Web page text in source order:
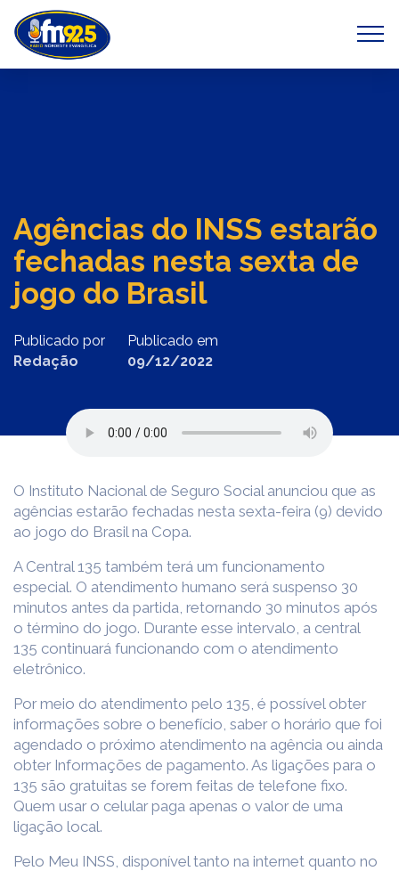
Previous Next
Agências do INSS estarão
fechadas nesta sexta de
jogo do Brasil
Publicado por
Redação
Publicado em
09/12/2022
O Instituto Nacional de Seguro Social anunciou que as
agências estarão fechadas nesta sexta-feira (9) devido
ao jogo do Brasil na Copa.
A Central 135 também terá um funcionamento
especial. O atendimento humano será suspenso 30
minutos antes da partida, retornando 30 minutos após
o término do jogo. Durante esse intervalo, a central
135 continuará funcionando com o atendimento
eletrônico.
Por meio do atendimento pelo 135, é possível obter
informações sobre o benefício, saber o horário que foi
agendado o próximo atendimento na agência ou ainda
obter Informações de pagamento. As ligações para o
135 são gratuitas se forem feitas de telefone fixo.
Quem usar o celular paga apenas o valor de uma
ligação local.
Pelo Meu INSS, disponível tanto na internet quanto no